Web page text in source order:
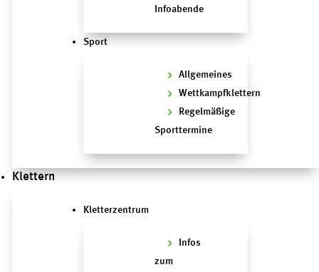
Infoabende
Sport
Allgemeines
Wettkampfklettern
Regelmäßige
Sporttermine
Klettern
Kletterzentrum
Infos
zum